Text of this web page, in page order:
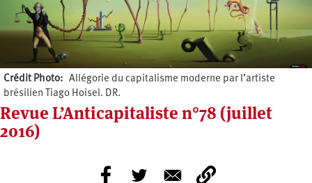
Crédit Photo
Allégorie du capitalisme moderne par l’artiste
brésilien Tiago Hoisel. DR.
Revue L’Anticapitaliste n°78 (juillet
2016)